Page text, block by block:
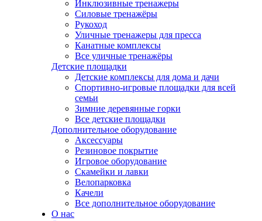
Инклюзивные тренажеры
Силовые тренажёры
Рукоход
Уличные тренажеры для пресса
Канатные комплексы
Все уличные тренажёры
Детские площадки
Детские комплексы для дома и дачи
Спортивно-игровые площадки для всей
семьи
Зимние деревянные горки
Все детские площадки
Дополнительное оборудование
Аксессуары
Резиновое покрытие
Игровое оборудование
Скамейки и лавки
Велопарковка
Качели
Все дополнительное оборудование
О нас